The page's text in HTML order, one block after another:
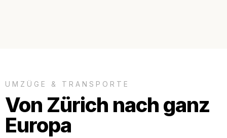
UMZÜGE & TRANSPORTE
Von Zürich nach ganz
Europa